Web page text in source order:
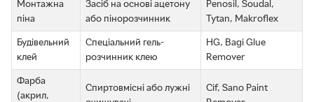
Монтажна
піна
Засіб на основі ацетону
або пінорозчинник
Penosil, Soudal,
Tytan, Makroflex
Будівельний
клей
Спеціальний гель-
розчинник клею
HG, Bagi Glue
Remover
Фарба
(акрил,
Спиртовмісні або лужні
Cif, Sano Paint